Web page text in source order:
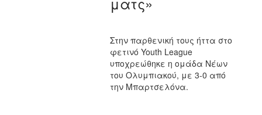
Στην παρθενική τους ήττα στο
φετινό Youth League
υποχρεώθηκε η ομάδα Νέων
του Ολυμπιακού, με 3-0 από
την Μπαρτσελόνα.